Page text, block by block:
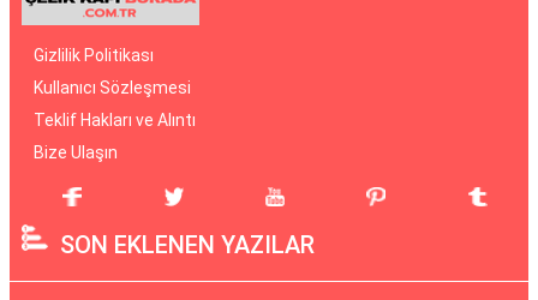
Gizlilik Politikası
Kullanıcı Sözleşmesi
Teklif Hakları ve Alıntı
Bize Ulaşın
SON EKLENEN YAZILAR